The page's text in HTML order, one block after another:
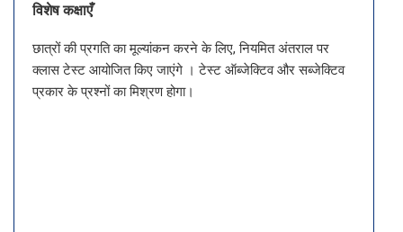
विशेष कक्षाएँ
छात्रों की प्रगति का मूल्यांकन करने के लिए, नियमित अंतराल पर
क्लास टेस्ट आयोजित किए जाएंगे । टेस्ट ऑब्जेक्टिव और सब्जेक्टिव
प्रकार के प्रश्नों का मिश्रण होगा।